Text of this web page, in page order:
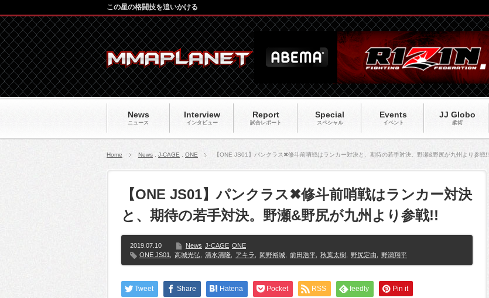
News
ニュース
Interview
インタビュー
Report
試合レポート
Special
スペシャル
Events
イベント
JJ Globo
柔術
この星の格闘技を追いかける
Home News J-CAGE ONE 【ONE JS01】パンクラス✖修斗前哨戦はランカー対決と、期待の若手対決。野瀬&野尻が九州より参戦!!
【ONE JS01】パンクラス✖修斗前哨戦はランカー対決
と、期待の若手対決。野瀬&野尻が九州より参戦!!
2019.07.10 News J-CAGE ONE
ONE JS01
高城光弘 清水清隆 アキラ 岡野裕城 前田浩平 秋葉太樹 野尻定由 野瀬翔平
Tweet Share Hatena Pocket RSS feedly Pin it